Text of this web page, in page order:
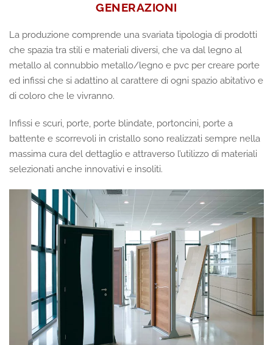
GENERAZIONI
La produzione comprende una svariata tipologia di prodotti
che spazia tra stili e materiali diversi, che va dal legno al
metallo al connubbio metallo/legno e pvc per creare porte
ed infissi che si adattino al carattere di ogni spazio abitativo e
di coloro che le vivranno.
Infissi e scuri, porte, porte blindate, portoncini, porte a
battente e scorrevoli in cristallo sono realizzati sempre nella
massima cura del dettaglio e attraverso l’utilizzo di materiali
selezionati anche innovativi e insoliti.